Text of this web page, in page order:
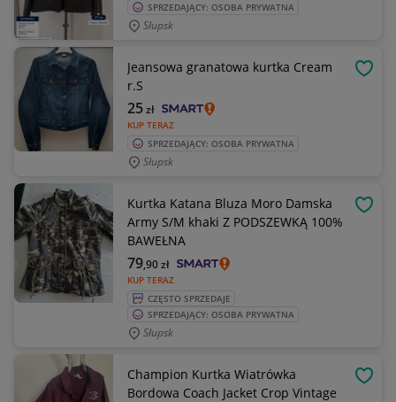
SPRZEDAJĄCY: OSOBA PRYWATNA
Słupsk
Jeansowa granatowa kurtka Cream
r.S
KUP TERAZ
25zł
SPRZEDAJĄCY: OSOBA PRYWATNA
Słupsk
Kurtka Katana Bluza Moro Damska
Army S/M khaki Z PODSZEWKĄ 100%
BAWEŁNA
KUP TERAZ
79,90zł
CZĘSTO SPRZEDAJE
SPRZEDAJĄCY: OSOBA PRYWATNA
Słupsk
Champion Kurtka Wiatrówka
Bordowa Coach Jacket Crop Vintage